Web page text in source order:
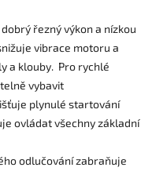
řezný výkon a nízkou
vibrace motoru a
a klouby. Pro rychlé
vybavit
plynulé startování
ovládat všechny základní
odlučování zabraňuje